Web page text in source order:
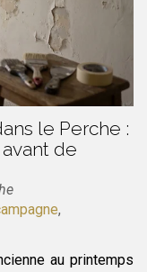
le Perche :
de
,
au printemps